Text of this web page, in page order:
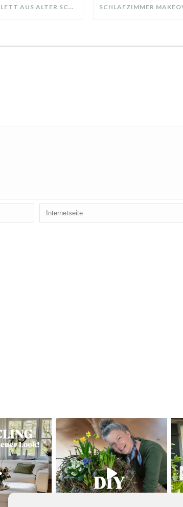
DIY-DEKO-TABLETT AUS ALTER SCHUBLADE – NACHHALTIGE HERBSTDEKO SELBER MACHEN!